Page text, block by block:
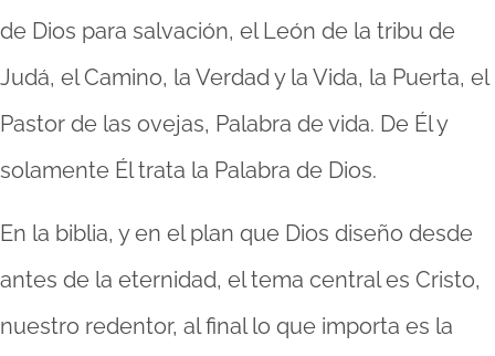
de Dios para salvación, el León de la tribu de
Judá, el Camino, la Verdad y la Vida, la Puerta, el
Pastor de las ovejas, Palabra de vida. De Él y
solamente Él trata la Palabra de Dios.
En la biblia, y en el plan que Dios diseño desde
antes de la eternidad, el tema central es Cristo,
nuestro redentor, al final lo que importa es la